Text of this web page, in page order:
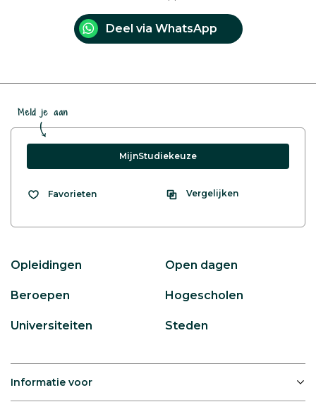
Deel via WhatsApp
Meld je aan
MijnStudiekeuze
Favorieten Vergelijken
Opleidingen Open dagen
Beroepen Hogescholen
Universiteiten Steden
Informatie voor